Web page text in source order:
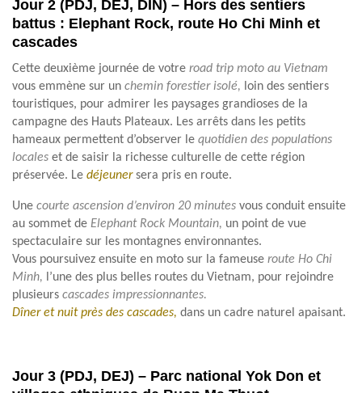
Jour 2 (PDJ, DEJ, DIN) – Hors des sentiers
battus : Elephant Rock, route Ho Chi Minh et
cascades
Cette deuxième journée de votre road trip moto au Vietnam
vous emmène sur un chemin forestier isolé, loin des sentiers
touristiques, pour admirer les paysages grandioses de la
campagne des Hauts Plateaux. Les arrêts dans les petits
hameaux permettent d’observer le quotidien des populations
locales et de saisir la richesse culturelle de cette région
préservée. Le déjeuner sera pris en route.
Une courte ascension d’environ 20 minutes vous conduit ensuite
au sommet de Elephant Rock Mountain, un point de vue
spectaculaire sur les montagnes environnantes.
Vous poursuivez ensuite en moto sur la fameuse route Ho Chi
Minh, l’une des plus belles routes du Vietnam, pour rejoindre
plusieurs cascades impressionnantes.
Dîner et nuit près des cascades, dans un cadre naturel apaisant.
Jour 3 (PDJ, DEJ) – Parc national Yok Don et